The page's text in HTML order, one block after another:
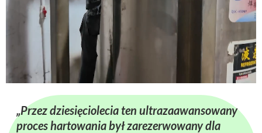
„Przez dziesięciolecia ten ultrazaawansowany
proces hartowania był zarezerwowany dla